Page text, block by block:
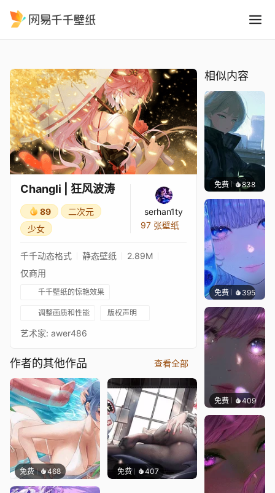
Changli | 狂风波涛
89
二次元
少女
serhan1ty
97 张壁纸
千千动态格式 静态壁纸
2.89M
仅商用
千千壁纸的惊艳效果
调整画质和性能 版权声明
艺术家: awer486
作者的其他作品 查看全部
免费 468 免费 407
相似内容
免费 838辰东
免费 395辰东
免费 409辰东